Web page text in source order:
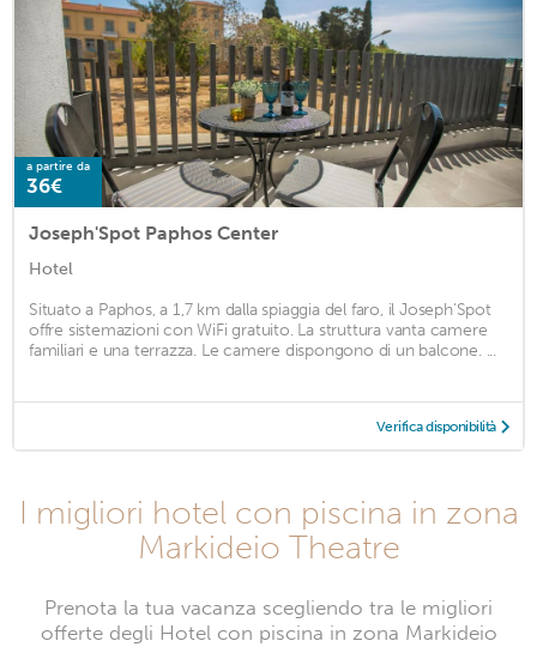
a partire da
36€
Joseph'Spot Paphos Center
Hotel
Situato a Paphos, a 1,7 km dalla spiaggia del faro, il Joseph'Spot
offre sistemazioni con WiFi gratuito. La struttura vanta camere
familiari e una terrazza. Le camere dispongono di un balcone. ...
Verifica disponibilità
I migliori hotel con piscina in zona
Markideio Theatre
Prenota la tua vacanza scegliendo tra le migliori
offerte degli Hotel con piscina in zona Markideio